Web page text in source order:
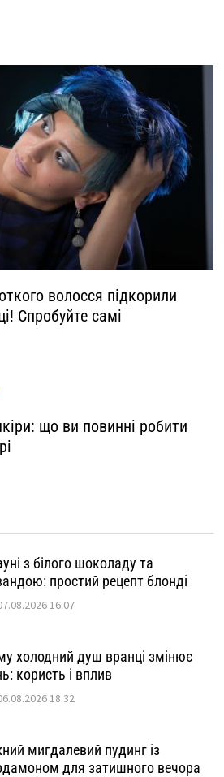
волосся підкорили
Спробуйте самі
що ви повинні робити
з білого шоколаду та
простий рецепт блонді
16:07
холодний душ вранці змінює
користь і вплив
18:32
мигдалевий пудинг із
для затишного вечора